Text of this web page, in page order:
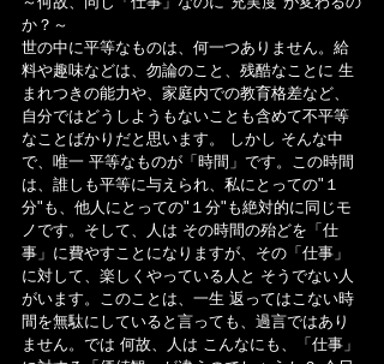
か？～
世の中に平等なものは、何一つありません。給
料や趣味などは、勿論のこと、残酷なことに 生
まれつきの能力や、家庭内での教育格差など、
自分ではどうしようもないことも含めて不平等
なことばかりだと思います。 しかし そんな中
で、唯一 平等なものが「時間」です。この時間
は、誰しも平等に与えられ、私にとっての"１
分"も、他人にとっての"１分"も絶対的に同じモ
ノです。そして、人は その時間の殆どを「仕
事」に費やすことになりますが、その「仕事」
に対して、楽しくやっている人と そうでない人
がいます。このことは、一生 返ってはこない時
間を無駄にしていると言っても、過言ではあり
ません。では 何故、人は こんなにも、「仕事」